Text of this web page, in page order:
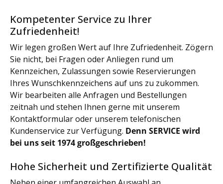
Kompetenter Service zu Ihrer
Zufriedenheit!
Wir legen großen Wert auf Ihre Zufriedenheit. Zögern
Sie nicht, bei Fragen oder Anliegen rund um
Kennzeichen, Zulassungen sowie Reservierungen
Ihres Wunschkennzeichens auf uns zu zukommen.
Wir bearbeiten alle Anfragen und Bestellungen
zeitnah und stehen Ihnen gerne mit unserem
Kontaktformular oder unserem telefonischen
Kundenservice zur Verfügung. Denn SERVICE wird
bei uns seit 1974 großgeschrieben!
Hohe Sicherheit und Zertifizierte Qualität